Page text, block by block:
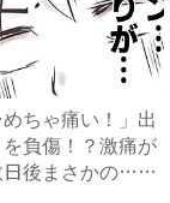
ちゃ痛い！」出
負傷！？激痛が
後まさかの…